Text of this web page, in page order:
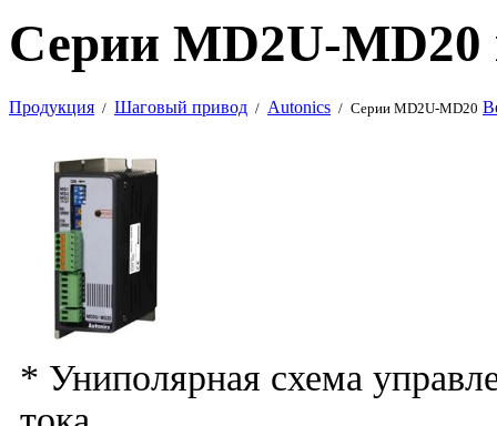
Серии MD2U-MD20
Продукция / Шаговый привод / Autonics / Серии MD2U-MD20
* Униполярная схема